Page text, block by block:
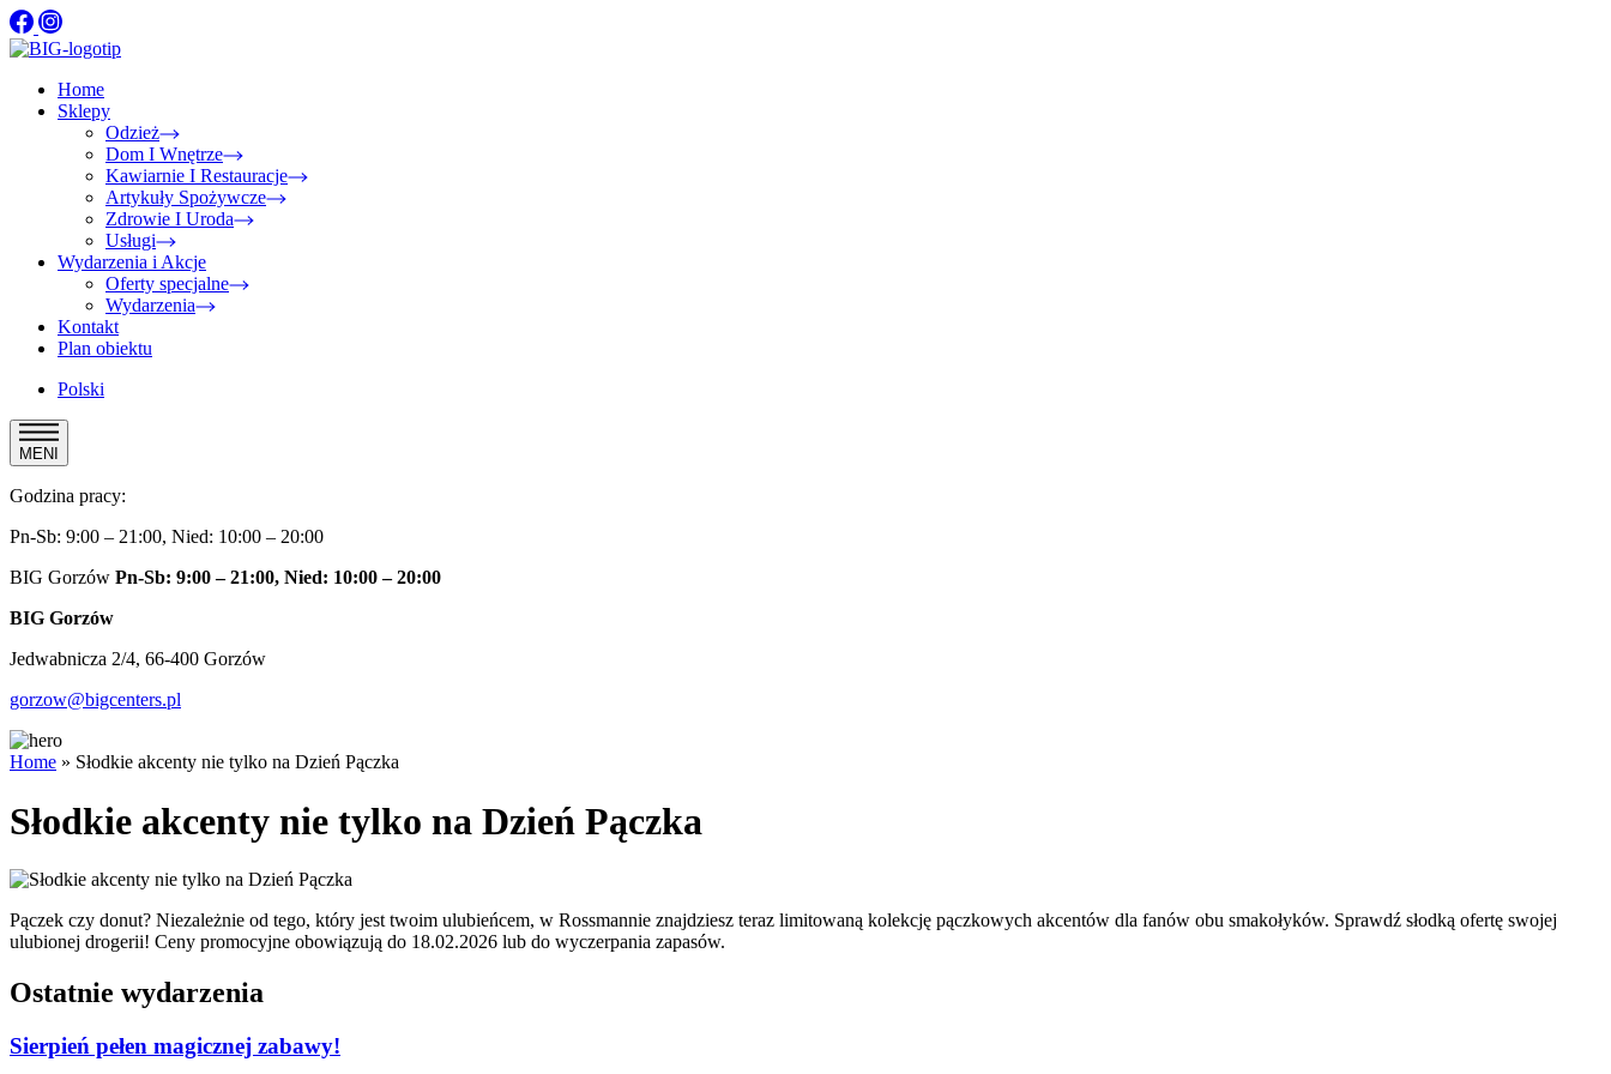
Home
Sklepy
Odzież
Dom I Wnętrze
Kawiarnie I Restauracje
Artykuły Spożywcze
Zdrowie I Uroda
Usługi
Wydarzenia i Akcje
Oferty specjalne
Wydarzenia
Kontakt
Plan obiektu
Polski
MENI
Godzina pracy:
Pn-Sb: 9:00 – 21:00, Nied: 10:00 – 20:00
BIG Gorzów Pn-Sb: 9:00 – 21:00, Nied: 10:00 – 20:00
BIG Gorzów
Jedwabnicza 2/4, 66-400 Gorzów
gorzow@bigcenters.pl
Home » Słodkie akcenty nie tylko na Dzień Pączka
Słodkie akcenty nie tylko na Dzień Pączka
Pączek czy donut? Niezależnie od tego, który jest twoim ulubieńcem, w Rossmannie znajdziesz teraz limitowaną kolekcję pączkowych akcentów dla fanów obu smakołyków. Sprawdź słodką ofertę swojej
ulubionej drogerii! Ceny promocyjne obowiązują do 18.02.2026 lub do wyczerpania zapasów.
Ostatnie wydarzenia
Sierpień pełen magicznej zabawy!